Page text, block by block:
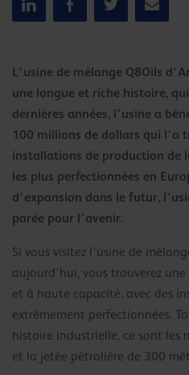
L’usine de mélange Q8Oils
une longue et riche histoire,
dernières années, l’usine a
100 millions de dollars qui l’a
installations de production de
les plus perfectionnées en
d’expansion dans le futur,
parée pour l’avenir.
Si vous visitez l’usine de
aujourd’hui, vous trouverez
et à haute capacité, avec des
extrêmement perfectionnées.
histoire industrielle, ce sont les
et la jetée pétrolière de 300